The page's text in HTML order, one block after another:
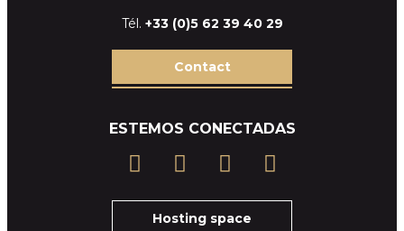
Tél. +33 (0)5 62 39 40 29
Contact
ESTEMOS CONECTADAS
Hosting space